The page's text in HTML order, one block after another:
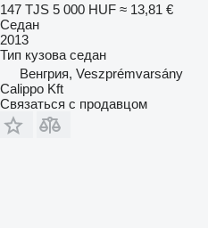
147 TJS 5 000 HUF ≈ 13,81 €
Седан
2013
Тип кузова седан
Венгрия, Veszprémvarsány
Calippo Kft
Связаться с продавцом